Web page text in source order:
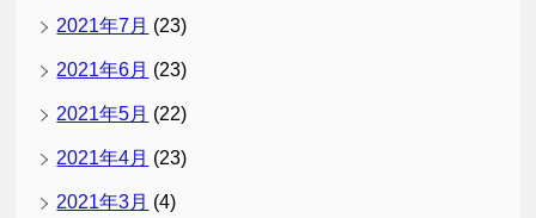
2021年7月 (23)
2021年6月 (23)
2021年5月 (22)
2021年4月 (23)
2021年3月 (4)